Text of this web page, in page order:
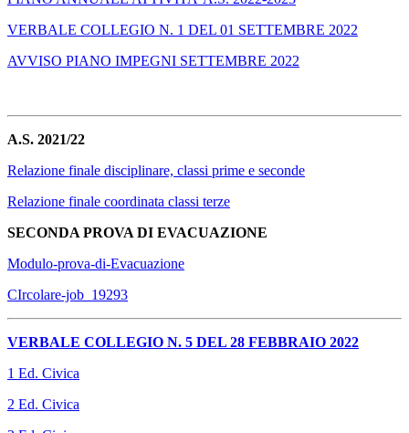
VERBALE COLLEGIO N. 1 DEL 01 SETTEMBRE 2022
AVVISO PIANO IMPEGNI SETTEMBRE 2022
A.S. 2021/22
Relazione finale disciplinare, classi prime e seconde
Relazione finale coordinata classi terze
SECONDA PROVA DI EVACUAZIONE
Modulo-prova-di-Evacuazione
CIrcolare-job_19293
VERBALE COLLEGIO N. 5 DEL 28 FEBBRAIO 2022
1 Ed. Civica
2 Ed. Civica